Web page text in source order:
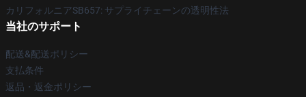
カリフォルニアSB657: サプライチェーンの透明性法
当社のサポート
配送&配送ポリシー
支払条件
返品・返金ポリシー